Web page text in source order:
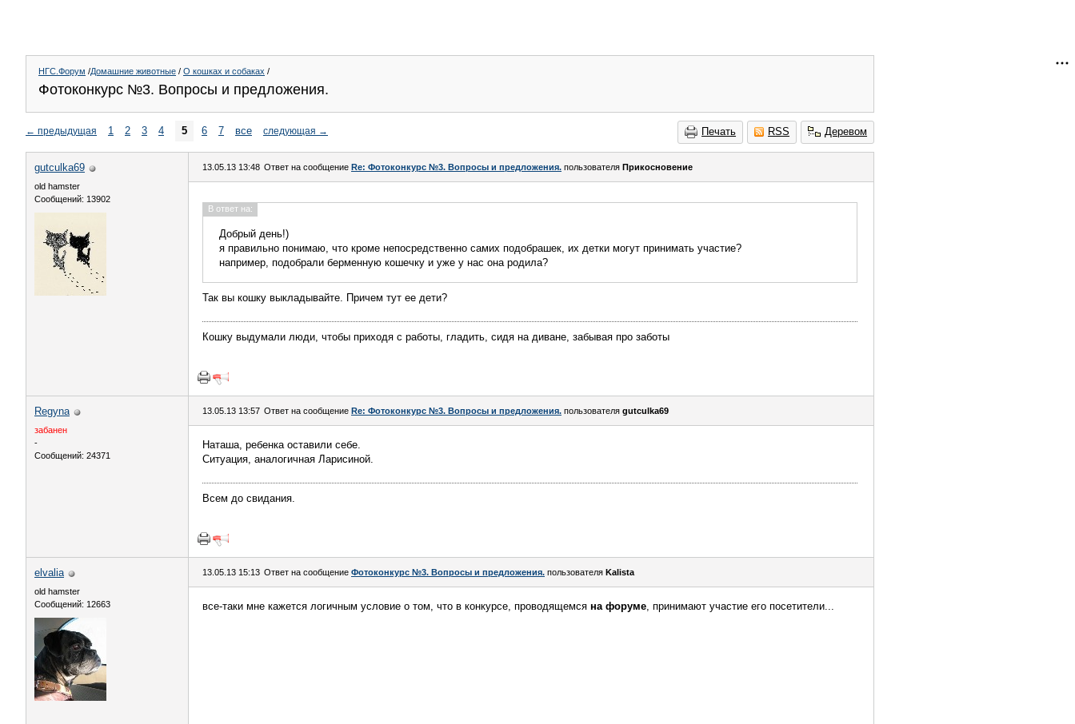
НГС.Форум /Домашние животные / О кошках и собаках /
Фотоконкурс №3. Вопросы и предложения.
Печать RSS Деревом
← предыдущая 1 2 3 4 5 6 7 все следующая →
gutculka69
old hamster
Сообщений: 13902
13.05.13 13:48 Ответ на сообщение Re: Фотоконкурс №3. Вопросы и предложения. пользователя Прикосновение
В ответ на:
Добрый день!)
я правильно понимаю, что кроме непосредственно самих подобрашек, их детки могут принимать участие?
например, подобрали берменную кошечку и уже у нас она родила?
Так вы кошку выкладывайте. Причем тут ее дети?
Кошку выдумали люди, чтобы приходя с работы, гладить, сидя на диване, забывая про заботы
Regyna
забанен
-
Сообщений: 24371
13.05.13 13:57 Ответ на сообщение Re: Фотоконкурс №3. Вопросы и предложения. пользователя gutculka69
Наташа, ребенка оставили себе.
Ситуация, аналогичная Ларисиной.
Всем до свидания.
elvalia
old hamster
Сообщений: 12663
13.05.13 15:13 Ответ на сообщение Фотоконкурс №3. Вопросы и предложения. пользователя Kalista
все-таки мне кажется логичным условие о том, что в конкурсе, проводящемся на форуме, принимают участие его посетители...